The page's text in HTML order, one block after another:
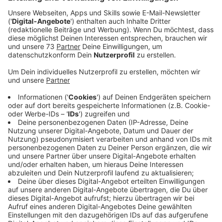
Veröffentlicht:Montag, 27.05.2024 13:05
Anzeige
Comedy
Elvis Eifel - Der Podcast: "Kammmolch"